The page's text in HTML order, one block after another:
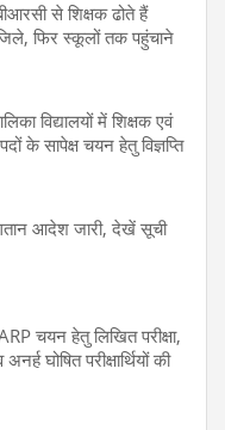
से शिक्षक ढोते हैं
फिर स्कूलों तक पहुंचाने
विद्यालयों में शिक्षक एवं
के सापेक्ष चयन हेतु विज्ञप्ति
आदेश जारी, देखें सूची
चयन हेतु लिखित परीक्षा,
घोषित परीक्षार्थियों की